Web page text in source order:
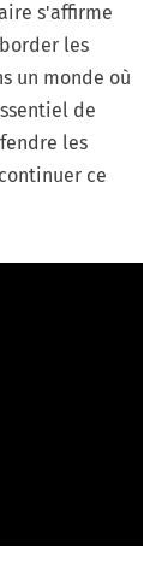
s'affirme
les
un monde où
de
les
ce